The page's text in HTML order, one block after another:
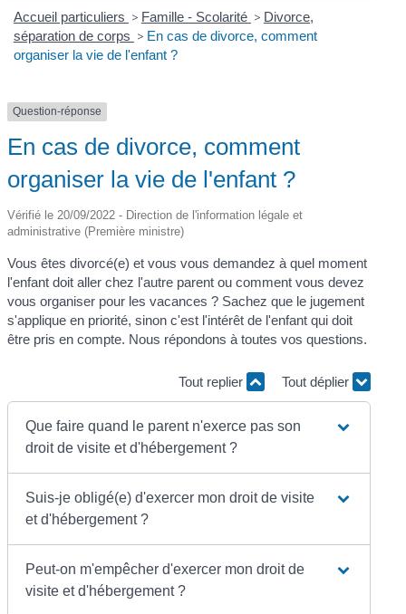
Accueil particuliers > Famille - Scolarité > Divorce,
séparation de corps > En cas de divorce, comment
organiser la vie de l'enfant ?
Question-réponse
En cas de divorce, comment
organiser la vie de l'enfant ?
Vérifié le 20/09/2022 - Direction de l'information légale et
administrative (Première ministre)
Vous êtes divorcé(e) et vous vous demandez à quel moment
l'enfant doit aller chez l'autre parent ou comment vous devez
vous organiser pour les vacances ? Sachez que le jugement
s'applique en priorité, sinon c'est l'intérêt de l'enfant qui doit
être pris en compte. Nous répondons à toutes vos questions.
Tout replier Tout déplier
Que faire quand le parent n'exerce pas son
droit de visite et d'hébergement ?
Suis-je obligé(e) d'exercer mon droit de visite
et d'hébergement ?
Peut-on m'empêcher d'exercer mon droit de
visite et d'hébergement ?